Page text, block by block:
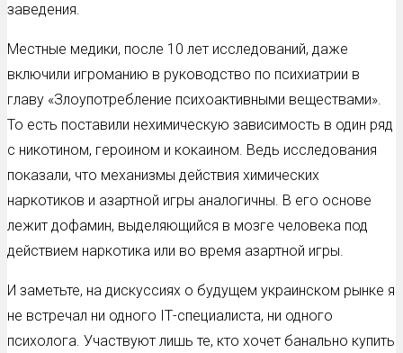
заведения.
Местные медики, после 10 лет исследований, даже
включили игроманию в руководство по психиатрии в
главу «Злоупотребление психоактивными веществами».
То есть поставили нехимическую зависимость в один ряд
с никотином, героином и кокаином. Ведь исследования
показали, что механизмы действия химических
наркотиков и азартной игры аналогичны. В его основе
лежит дофамин, выделяющийся в мозге человека под
действием наркотика или во время азартной игры.
И заметьте, на дискуссиях о будущем украинском рынке я
не встречал ни одного ІТ-специалиста, ни одного
психолога. Участвуют лишь те, кто хочет банально купить